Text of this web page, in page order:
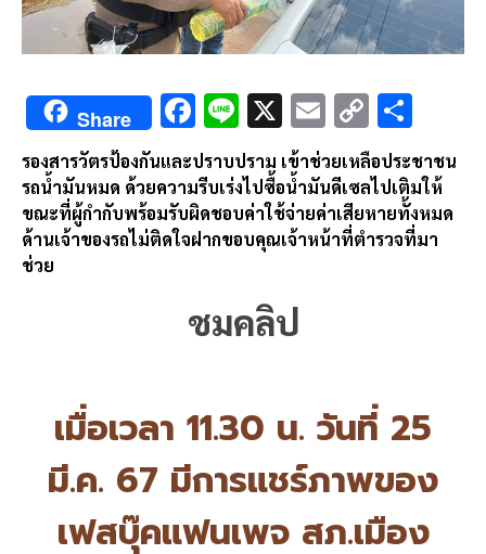
Share F
ac
e
b
o
k
Li
n
e
X E
ai
l
C
py
Li
n
h
ar
e
รองสารวัตรป้องกันและปราบปราม เข้าช่วยเหลือประชาชน
รถน้ำมันหมด ด้วยความรีบเร่งไปซื้อน้ำมันดีเซลไปเติมให้
ขณะที่ผู้กำกับพร้อมรับผิดชอบค่าใช้จ่ายค่าเสียหายทั้งหมด
ด้านเจ้าของรถไม่ติดใจฝากขอบคุณเจ้าหน้าที่ตำรวจที่มา
ช่วย
ชมคลิป
เมื่อเวลา 11.30 น. วันที่ 25
มี.ค. 67 มีการแชร์ภาพของ
เฟสบุ๊คแฟนเพจ สภ.เมือง